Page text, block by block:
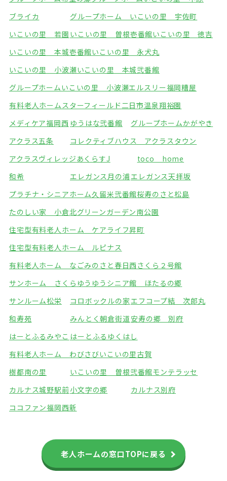
ブライカ
グループホーム いこいの里 宇佐町
いこいの里 若園 いこいの里 曽根壱番館いこいの里 徳吉
いこいの里 本城壱番館いこいの里 永犬丸
いこいの里 小波瀬いこいの里 本城弐番館
グループホームいこいの里 小波瀬エルスリー福岡糟屋
有料老人ホームスターフィールド二日市温泉翔裕園
メディケア福岡西 ゆうはな弐番館
グループホームかがやき
アクラス五条
コレクティブハウス アクラスタウン
アクラスヴィレッジ あくらすJ
toco home
和希
エレガンス月の浦エレガンス天拝坂
プラチナ・シニアホーム久留米弐番館桜寿のさと松島
たのしい家 小倉北グリーンガーデン南公園
住宅型有料老人ホーム ケアライフ昇町
住宅型有料老人ホーム ルピナス
有料老人ホーム なごみのさと春日西さくら２号館
サンホーム さくら ゆうゆうシニア館 ほたるの郷
サンルーム松栄
コロボックルの家エフコープ結 次郎丸
和寿苑
みんとく朝倉街道安寿の郷 別府
はーとふるみやこ はーとふるゆくはし
有料老人ホーム わびさびいこいの里古賀
樹都南の里
いこいの里 曽根弐番館モンテラッセ
カルナス城野駅前小文字の郷
カルナス別府
ココファン福岡西新
老人ホームの窓口TOPに戻る